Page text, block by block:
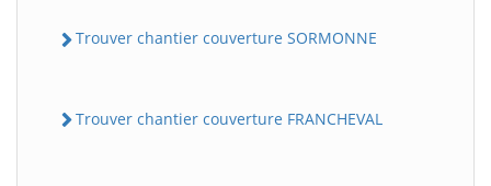
Trouver chantier couverture SORMONNE
Trouver chantier couverture FRANCHEVAL